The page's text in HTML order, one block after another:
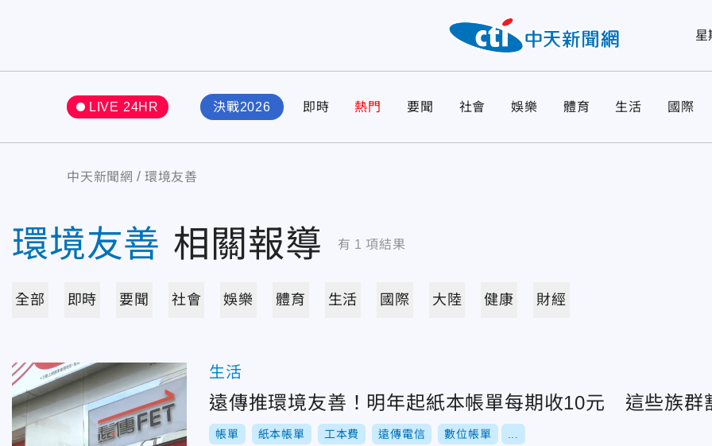
星
LIVE 24HR 決戰2026 即時 熱門 要聞 社會 娛樂 體育 生活 國際
中天新聞網 環境友善
環境友善 相關報導 有 1 項結果
全部 即時 要聞 社會 娛樂 體育 生活 國際 大陸 健康 財經
生活
遠傳推環境友善！明年起紙本帳單每期收10元 這些族群
帳單 紙本帳單 工本費 遠傳電信 數位帳單